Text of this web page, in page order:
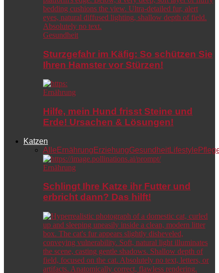
Gesundheit
Sturzgefahr im Käfig: So schützen Sie
Ihren Hamster vor Stürzen!
Ernährung
Hilfe, mein Hund frisst Steine und
Erde! Ursachen & Lösungen!
Katzen
Alle Ernährung ErziehungGesundheitLifestyle
Ernährung
Schlingt Ihre Katze ihr Futter und
erbricht dann? Das hilft!